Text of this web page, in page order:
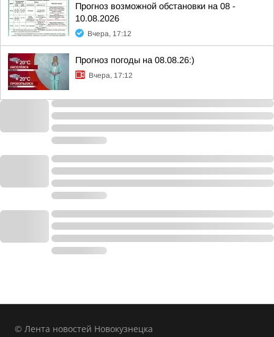
Прогноз возможной обстановки на 08 -
10.08.2026
Вчера, 17:12
Прогноз погоды на 08.08.26:)
Вчера, 17:12
© Лента новостей Новокузнецка